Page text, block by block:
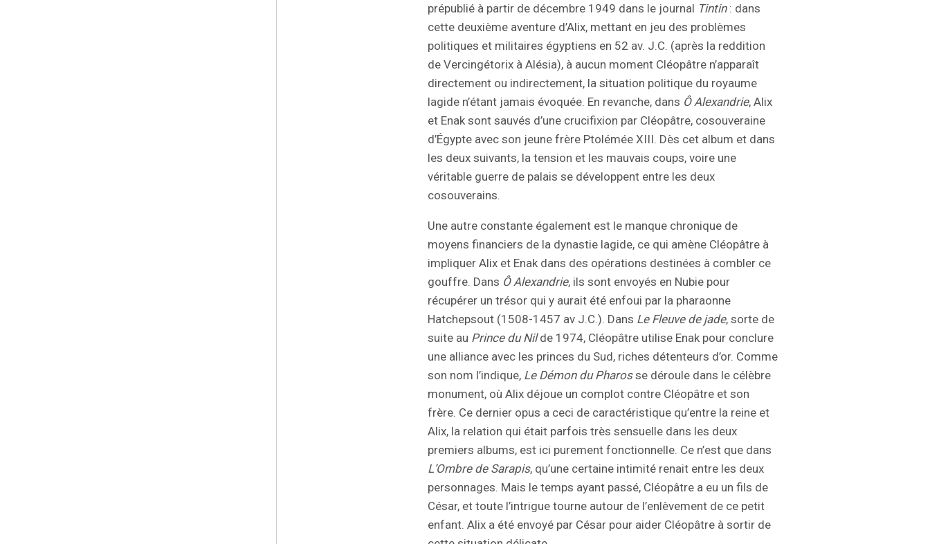
prépublié à partir de décembre 1949 dans le journal Tintin : dans
cette deuxième aventure d’Alix, mettant en jeu des problèmes
politiques et militaires égyptiens en 52 av. J.C. (après la reddition
de Vercingétorix à Alésia), à aucun moment Cléopâtre n’apparaît
directement ou indirectement, la situation politique du royaume
lagide n’étant jamais évoquée. En revanche, dans Ô Alexandrie, Alix
et Enak sont sauvés d’une crucifixion par Cléopâtre, cosouveraine
d’Égypte avec son jeune frère Ptolémée XIII. Dès cet album et dans
les deux suivants, la tension et les mauvais coups, voire une
véritable guerre de palais se développent entre les deux
cosouverains.
Une autre constante également est le manque chronique de
moyens financiers de la dynastie lagide, ce qui amène Cléopâtre à
impliquer Alix et Enak dans des opérations destinées à combler ce
gouffre. Dans Ô Alexandrie, ils sont envoyés en Nubie pour
récupérer un trésor qui y aurait été enfoui par la pharaonne
Hatchepsout (1508-1457 av J.C.). Dans Le Fleuve de jade, sorte de
suite au Prince du Nilde 1974, Cléopâtre utilise Enak pour conclure
une alliance avec les princes du Sud, riches détenteurs d’or. Comme
son nom l’indique, Le Démon du Pharosse déroule dans le célèbre
monument, où Alix déjoue un complot contre Cléopâtre et son
frère. Ce dernier opus a ceci de caractéristique qu’entre la reine et
Alix, la relation qui était parfois très sensuelle dans les deux
premiers albums, est ici purement fonctionnelle. Ce n’est que dans
L’Ombre de Sarapis, qu’une certaine intimité renait entre les deux
personnages. Mais le temps ayant passé, Cléopâtre a eu un fils de
César, et toute l’intrigue tourne autour de l’enlèvement de ce petit
enfant. Alix a été envoyé par César pour aider Cléopâtre à sortir de